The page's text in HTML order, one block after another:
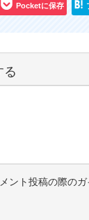
Pocketに保存
る
ント投稿の際の